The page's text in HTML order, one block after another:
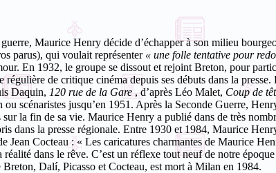
Maurice Henry décide d’échapper à son milieu
parus), qui voulait représenter « une folle tentative pour
En 1932, le groupe se dissout et rejoint Breton, pour
de critique cinéma depuis ses débuts dans la
Daquin, 120 rue de la Gare , d’après Léo Malet, Coup de
scénaristes jusqu’en 1951. Après la Seconde Guerre,
sur la fin de sa vie. Maurice Henry a publié dans de très
dans la presse régionale. Entre 1930 et 1984, Maurice
Jean Cocteau : « Les caricatures charmantes de Maurice
dans le rêve. C’est un réflexe tout neuf de notre époque
Dalí, Picasso et Cocteau, est mort à Milan en 1984.